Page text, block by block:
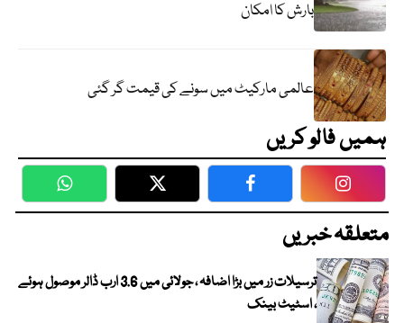
بارش کا امکان
عالمی مارکیٹ میں سونے کی قیمت گر گئی
ہمیں فالو کریں
WhatsApp Twitter Facebook
متعلقہ خبریں
ترسیلات زر میں بڑا اضافہ ، جولائی میں 3.6 ارب ڈالر موصول ہوئے
، اسٹیٹ بینک